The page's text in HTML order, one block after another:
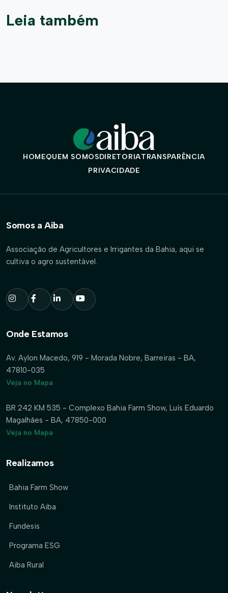
Leia também
HOMEQUEM SOMOSDIRETORIATRANSPARÊNCIA
PRIVACIDADE
Somos a Aiba
Associação de Agricultores e Irrigantes da Bahia, aqui se
cultiva o agro sustentável.
Onde Estamos
Av. Aylon Macedo, 919 - Morada Nobre, Barreiras - BA,
47810-035
Veja no Mapa
BR 242 KM 535 - Complexo Bahia Farm Show, Luís Eduardo
Magalhães - BA, 47850-000
Veja no Mapa
Realizamos
Bahia Farm Show
Instituto Aiba
Fundesis
Programa ESG
Aiba Rural